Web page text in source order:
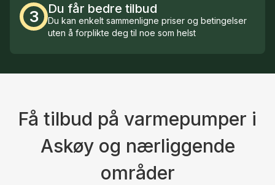
3 Du får bedre tilbud
Du kan enkelt sammenligne priser og betingelser
uten å forplikte deg til noe som helst
Få tilbud på varmepumper i
Askøy og nærliggende
områder